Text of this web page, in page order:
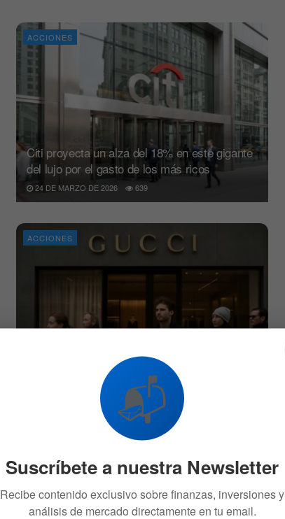
ACCIONES
Citi proyecta un alza del 18% en este gigante
del lujo por el gasto de los más ricos
24 DE MARZO DE 2026 639
ACCIONES
Gucci decepciona y crecen las dudas sobre
25 DE ABRIL DE 2025 769
📬
Suscríbete a nuestra Newsletter
Recibe contenido exclusivo sobre finanzas, inversiones y
análisis de mercado directamente en tu email.